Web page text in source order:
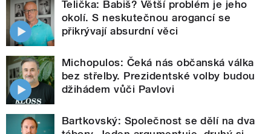
Telička: Babiš? Větší problém je jeho
okolí. S neskutečnou arogancí se
přikrývají absurdní věci
Michopulos: Čeká nás občanská válka
bez střelby. Prezidentské volby budou
džihádem vůči Pavlovi
Bartkovský: Společnost se dělí na dva